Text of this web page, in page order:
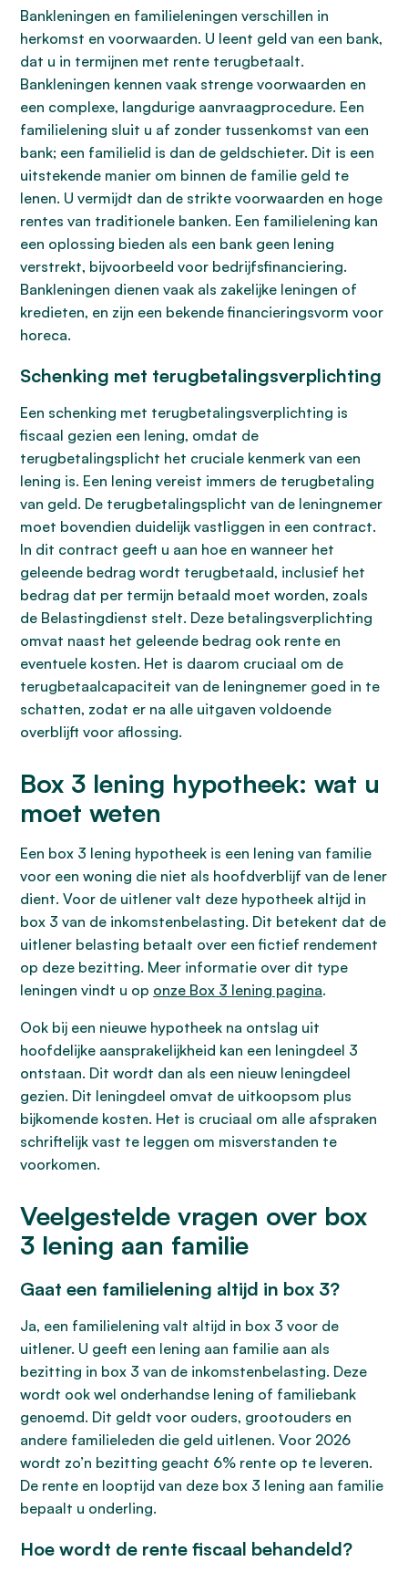
Bankleningen en familieleningen verschillen in
herkomst en voorwaarden. U leent geld van een bank,
dat u in termijnen met rente terugbetaalt.
Bankleningen kennen vaak strenge voorwaarden en
een complexe, langdurige aanvraagprocedure. Een
familielening sluit u af zonder tussenkomst van een
bank; een familielid is dan de geldschieter. Dit is een
uitstekende manier om binnen de familie geld te
lenen. U vermijdt dan de strikte voorwaarden en hoge
rentes van traditionele banken. Een familielening kan
een oplossing bieden als een bank geen lening
verstrekt, bijvoorbeeld voor bedrijfsfinanciering.
Bankleningen dienen vaak als zakelijke leningen of
kredieten, en zijn een bekende financieringsvorm voor
horeca.
Schenking met terugbetalingsverplichting
Een schenking met terugbetalingsverplichting is
fiscaal gezien een lening, omdat de
terugbetalingsplicht het cruciale kenmerk van een
lening is. Een lening vereist immers de terugbetaling
van geld. De terugbetalingsplicht van de leningnemer
moet bovendien duidelijk vastliggen in een contract.
In dit contract geeft u aan hoe en wanneer het
geleende bedrag wordt terugbetaald, inclusief het
bedrag dat per termijn betaald moet worden, zoals
de Belastingdienst stelt. Deze betalingsverplichting
omvat naast het geleende bedrag ook rente en
eventuele kosten. Het is daarom cruciaal om de
terugbetaalcapaciteit van de leningnemer goed in te
schatten, zodat er na alle uitgaven voldoende
overblijft voor aflossing.
Box 3 lening hypotheek: wat u
moet weten
Een box 3 lening hypotheek is een lening van familie
voor een woning die niet als hoofdverblijf van de lener
dient. Voor de uitlener valt deze hypotheek altijd in
box 3 van de inkomstenbelasting. Dit betekent dat de
uitlener belasting betaalt over een fictief rendement
op deze bezitting. Meer informatie over dit type
leningen vindt u op onze Box 3 lening pagina.
Ook bij een nieuwe hypotheek na ontslag uit
hoofdelijke aansprakelijkheid kan een leningdeel 3
ontstaan. Dit wordt dan als een nieuw leningdeel
gezien. Dit leningdeel omvat de uitkoopsom plus
bijkomende kosten. Het is cruciaal om alle afspraken
schriftelijk vast te leggen om misverstanden te
voorkomen.
Veelgestelde vragen over box
3 lening aan familie
Gaat een familielening altijd in box 3?
Ja, een familielening valt altijd in box 3 voor de
uitlener. U geeft een lening aan familie aan als
bezitting in box 3 van de inkomstenbelasting. Deze
wordt ook wel onderhandse lening of familiebank
genoemd. Dit geldt voor ouders, grootouders en
andere familieleden die geld uitlenen. Voor 2026
wordt zo’n bezitting geacht 6% rente op te leveren.
De rente en looptijd van deze box 3 lening aan familie
bepaalt u onderling.
Hoe wordt de rente fiscaal behandeld?